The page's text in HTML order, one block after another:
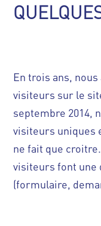
En trois ans,
visiteurs sur le
septembre 2014,
visiteurs uniques
ne fait que
visiteurs font une
(formulaire,